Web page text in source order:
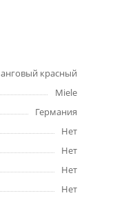
красный
Miele
Германия
Нет
Нет
Нет
Нет